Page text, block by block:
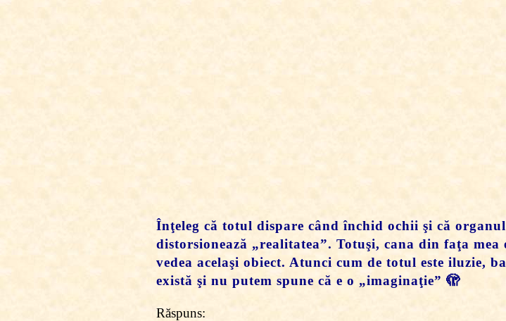
Înţeleg că totul dispare când închid ochii şi că
distorsionează „realitatea”. Totuşi, cana din faţa
vedea acelaşi obiect. Atunci cum de totul este iluzie,
există şi nu putem spune că e o „imaginaţie” 🫣
Răspuns: